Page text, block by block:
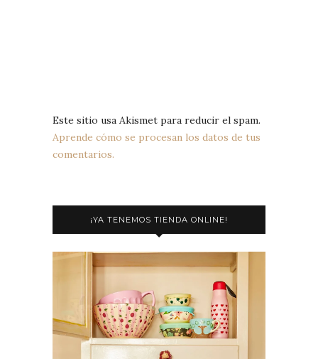
Este sitio usa Akismet para reducir el spam.
Aprende cómo se procesan los datos de tus
comentarios.
¡YA TENEMOS TIENDA ONLINE!